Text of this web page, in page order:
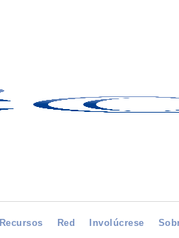
Recursos Red Involúcrese